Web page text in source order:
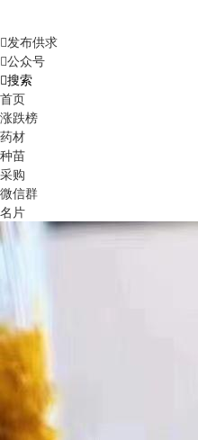
发布供求
公众号
搜索
首页
涨跌榜
药材
种苗
采购
微信群
名片